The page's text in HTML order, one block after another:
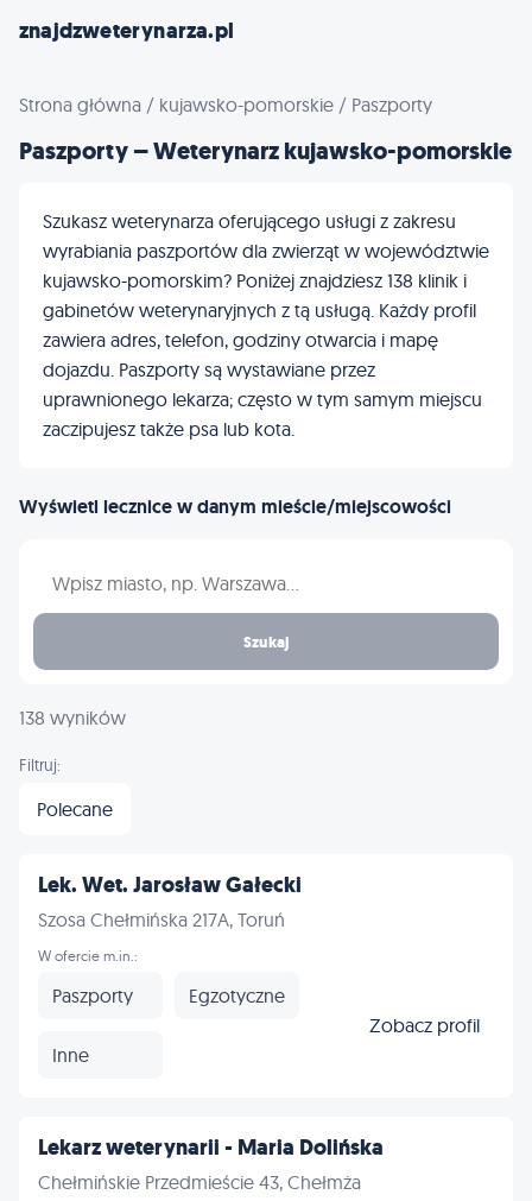
znajdzweterynarza.pl
Strona główna / kujawsko-pomorskie / Paszporty
Paszporty – Weterynarz kujawsko-pomorskie
Szukasz weterynarza oferującego usługi z zakresu
wyrabiania paszportów dla zwierząt w województwie
kujawsko-pomorskim? Poniżej znajdziesz 138 klinik i
gabinetów weterynaryjnych z tą usługą. Każdy profil
zawiera adres, telefon, godziny otwarcia i mapę
dojazdu. Paszporty są wystawiane przez
uprawnionego lekarza; często w tym samym miejscu
zaczipujesz także psa lub kota.
Wyświetl lecznice w danym mieście/miejscowości
Szukaj
138 wyników
Filtruj:
Polecane
Lek. Wet. Jarosław Gałecki
Szosa Chełmińska 217A, Toruń
W ofercie m.in.:
Paszporty Egzotyczne
Inne
Zobacz profil
Lekarz weterynarii - Maria Dolińska
Chełmińskie Przedmieście 43, Chełmża